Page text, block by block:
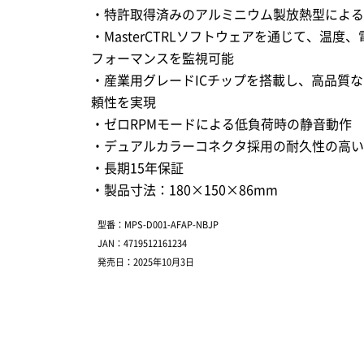
・特許取得済みのアルミニウム製放熱型によ
・MasterCTRLソフトウェアを通じて、温度
フォーマンスを監視可能
・産業用グレードICチップを搭載し、高品質
頼性を実現
・ゼロRPMモードによる低負荷時の静音動作
・デュアルカラーコネクタ採用の耐久性の高
・長期15年保証
・製品寸法：180×150×86mm
型番：MPS-D001-AFAP-NBJP
JAN：4719512161234
発売日：2025年10月3日